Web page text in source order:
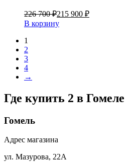
226 700 ₽215 900 ₽
В корзину
1
2
3
4
→
Где купить 2 в Гомеле
Гомель
Адрес магазина
ул. Мазурова, 22А